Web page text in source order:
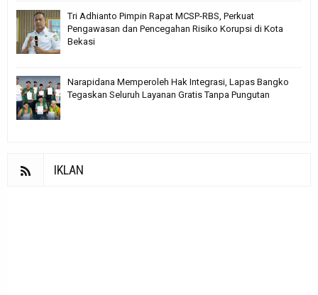
Tri Adhianto Pimpin Rapat MCSP-RBS, Perkuat
Pengawasan dan Pencegahan Risiko Korupsi di Kota
Bekasi
Narapidana Memperoleh Hak Integrasi, Lapas Bangko
Tegaskan Seluruh Layanan Gratis Tanpa Pungutan
IKLAN